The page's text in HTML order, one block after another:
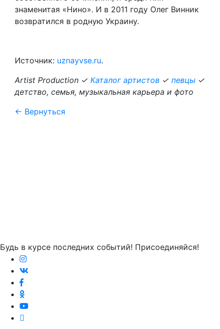
знаменитая «Нино». И в 2011 году Олег Винник
возвратился в родную Украину.
Источник: uznayvse.ru.
Artist Production ✓ Каталог артистов ✓ певцы ✓
детство, семья, музыкальная карьера и фото
← Вернуться
Будь в курсе последних событий! Присоединяйся!